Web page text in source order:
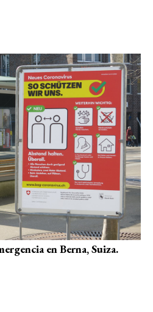
en Berna, Suiza.